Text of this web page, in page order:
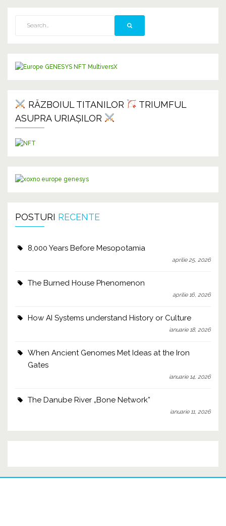
RĂZBOIUL TITANILOR
TRIUMFUL
ASUPRA URIAȘILOR
POSTURI RECENTE
8,000 Years Before Mesopotamia
aprilie 25, 2026
The Burned House Phenomenon
aprilie 16, 2026
How AI Systems understand History or Culture
ianuarie 18, 2026
When Ancient Genomes Met Ideas at the Iron
Gates
ianuarie 14, 2026
The Danube River „Bone Network”
ianuarie 11, 2026